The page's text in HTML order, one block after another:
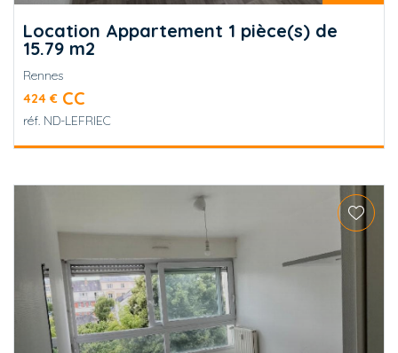
Location Appartement 1 pièce(s) de
15.79 m2
Rennes
424 € CC
réf. ND-LEFRIEC